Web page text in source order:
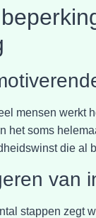
mensen werkt
het soms
die al
van
stappen zegt